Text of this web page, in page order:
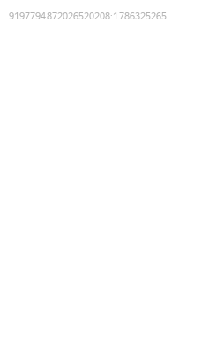
9197794872026520208:1786325265